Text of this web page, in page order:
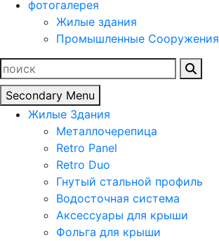
фотогалерея
Жилые здания
Промышленные Сооружения
Найти:
Secondary Menu
Жилые Здания
Металлочерепица
Retro Panel
Retro Duo
Гнутый стальной профиль
Водосточная система
Аксессуары для крыши
Фольга для крыши